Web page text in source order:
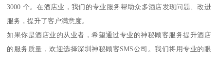
3000 个。在酒店业，我们的专业服务帮助众多酒店发现问题、改进
服务，提升了客户满意度。
如果你是酒店业的从业者，希望通过专业的神秘顾客服务提升酒店
的服务质量，欢迎选择深圳神秘顾客SMS公司 。我们将用专业的眼